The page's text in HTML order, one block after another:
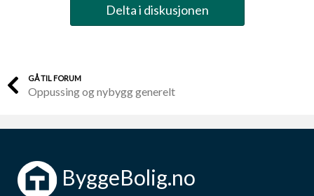
Delta i diskusjonen
GÅ TIL FORUM
Oppussing og nybygg generelt
ByggeBolig.no